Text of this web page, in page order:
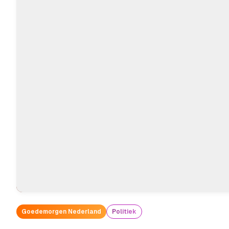
Goedemorgen Nederland Politiek